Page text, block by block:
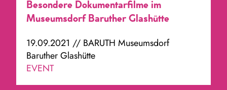
Besondere Dokumentarfilme im
Museumsdorf Baruther Glashütte
19.09.2021 // BARUTH Museumsdorf
Baruther Glashütte
EVENT